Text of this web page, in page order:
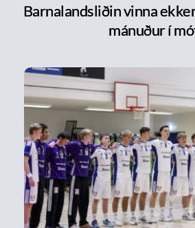
Barnalandsliðin vinna
mánuður í